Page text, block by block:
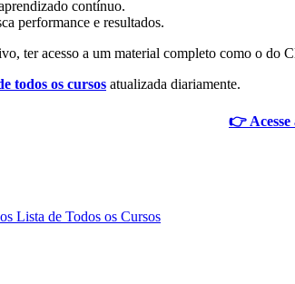
contínuo.
performance e resultados.
ter acesso a um material completo como o
todos os cursos atualizada diariamente.
👉 Acesse
Lista de Todos os Cursos